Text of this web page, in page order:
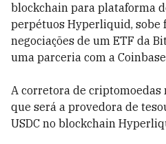
blockchain para plataforma
perpétuos Hyperliquid, sobe
negociações de um ETF da
uma parceria com a
A corretora de
que será a provedora de
USDC no blockchain